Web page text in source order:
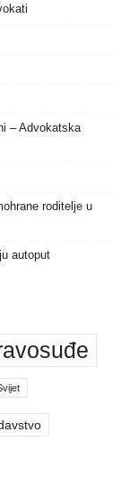
– Advokatska
roditelje u
autoput